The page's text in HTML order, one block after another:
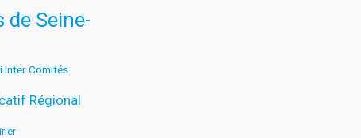
de Seine-
Inter Comités
Régional